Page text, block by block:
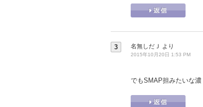
3 名無しだＪ より
2015年10月20日 1:53 PM
でもSMAP担みたいな